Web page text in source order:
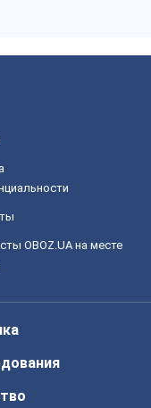
OBOZ.UA на месте